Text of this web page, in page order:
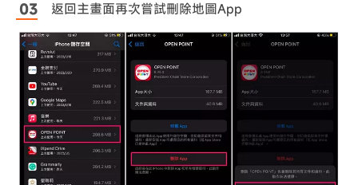
返回主畫面再次嘗試刪除地圖App